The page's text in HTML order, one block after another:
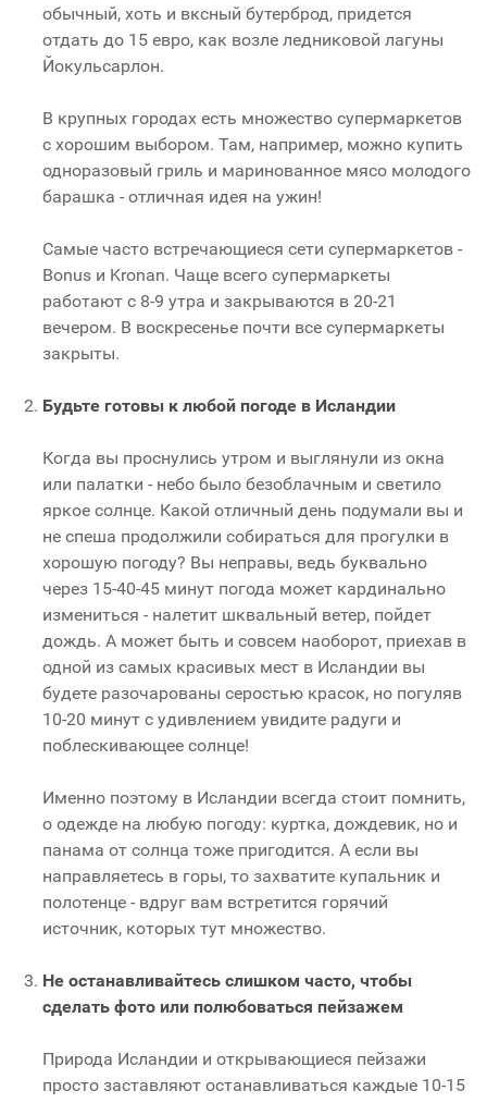
обычный, хоть и вксный бутерброд, придется
отдать до 15 евро, как возле ледниковой лагуны
Йокульсарлон.
В крупных городах есть множество супермаркетов
с хорошим выбором. Там, например, можно купить
одноразовый гриль и маринованное мясо молодого
барашка - отличная идея на ужин!
Самые часто встречающиеся сети супермаркетов -
Bonus и Kronan. Чаще всего супермаркеты
работают с 8-9 утра и закрываются в 20-21
вечером. В воскресенье почти все супермаркеты
закрыты.
Будьте готовы к любой погоде в Исландии
Когда вы проснулись утром и выглянули из окна
или палатки - небо было безоблачным и светило
яркое солнце. Какой отличный день подумали вы и
не спеша продолжили собираться для прогулки в
хорошую погоду? Вы неправы, ведь буквально
через 15-40-45 минут погода может кардинально
измениться - налетит шквальный ветер, пойдет
дождь. А может быть и совсем наоборот, приехав в
одной из самых красивых мест в Исландии вы
будете разочарованы серостью красок, но погуляв
10-20 минут с удивлением увидите радуги и
поблескивающее солнце!
Именно поэтому в Исландии всегда стоит помнить,
о одежде на любую погоду: куртка, дождевик, но и
панама от солнца тоже пригодится. А если вы
направляетесь в горы, то захватите купальник и
полотенце - вдруг вам встретится горячий
источник, которых тут множество.
Не останавливайтесь слишком часто, чтобы
сделать фото или полюбоваться пейзажем
Природа Исландии и открывающиеся пейзажи
просто заставляют останавливаться каждые 10-15